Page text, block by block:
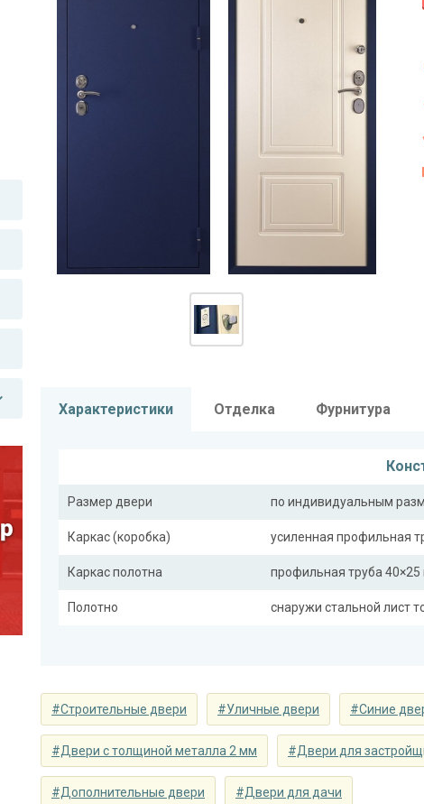
Характеристики Отделка Фурнитура
Размер двери по индивидуальным
Каркас (коробка) усиленная профильная
Каркас полотна профильная труба
Полотно снаружи стальной лист
Отделка снаружи порошковое напыление
#Строительные двери #Уличные двери #Синие
#Двери с толщиной металла 2 мм #Двери для
#Дополнительные двери #Двери для дачи